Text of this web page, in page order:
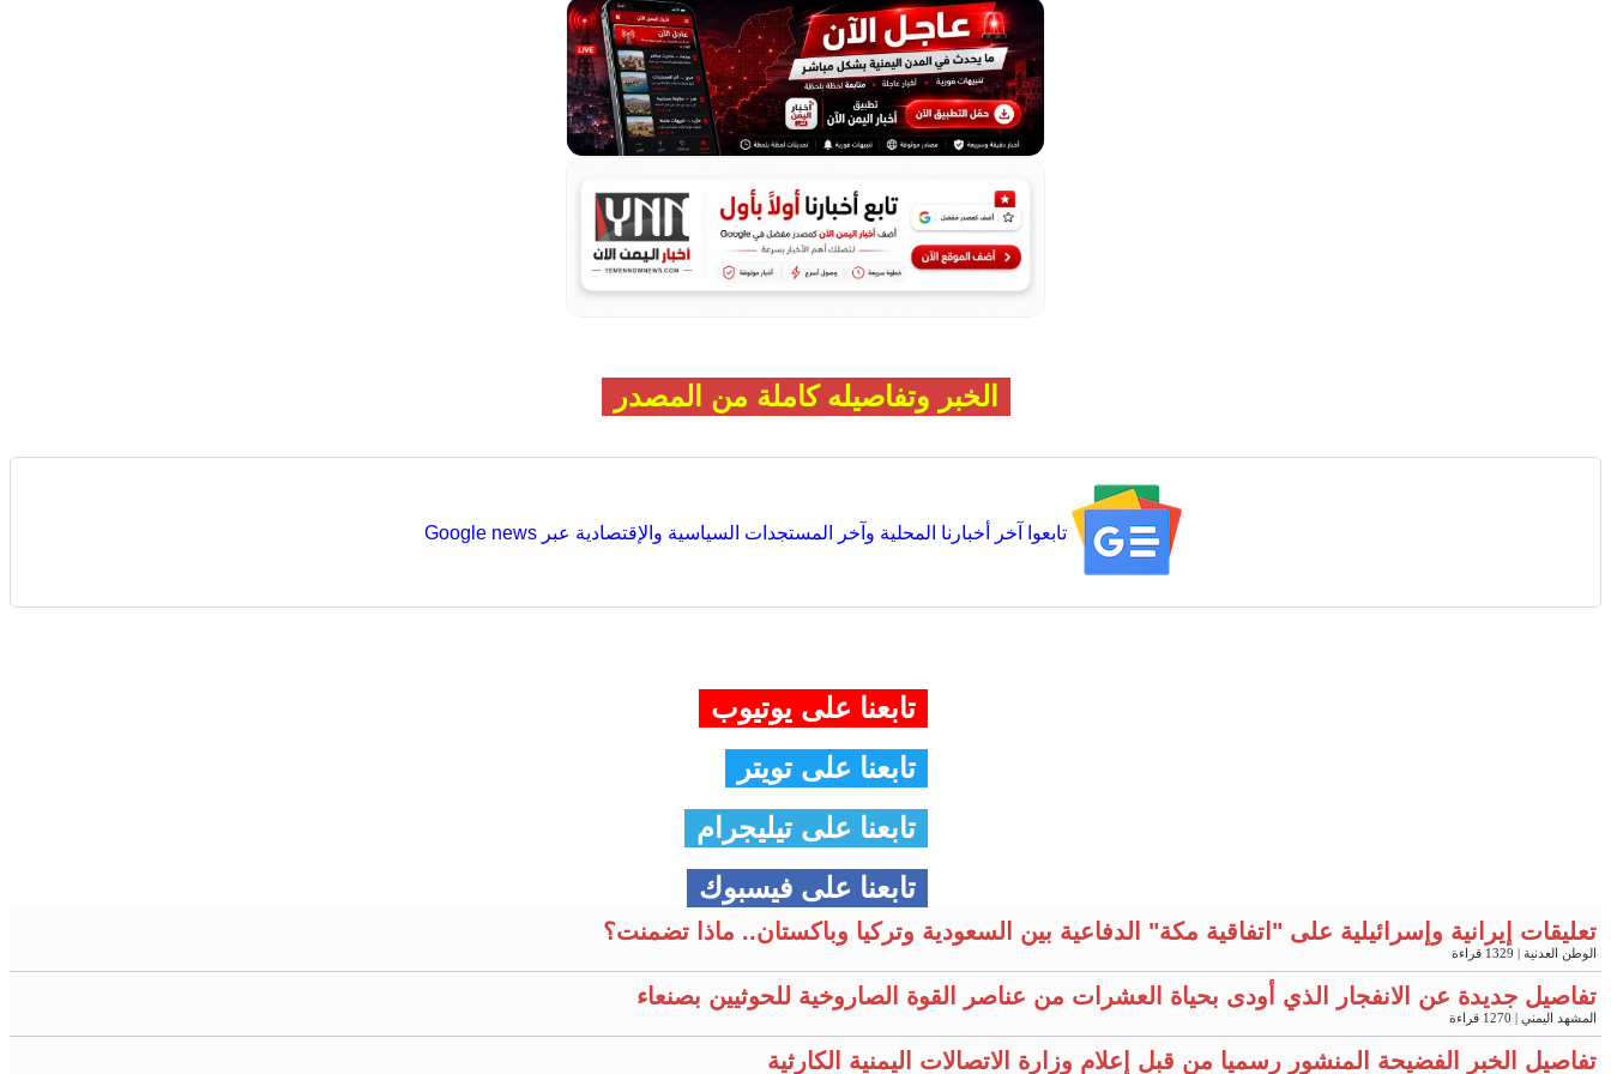
الخبر وتفاصيله كاملة من المصدر
تابعوا آخر أخبارنا المحلية وآخر المستجدات السياسية والإقتصادية عبر Google news
تابعنا على يوتيوب
تابعنا على تويتر
تابعنا على تيليجرام
تابعنا على فيسبوك
تعليقات إيرانية وإسرائيلية على "اتفاقية مكة" الدفاعية بين السعودية وتركيا وباكستان.. ماذا تضمنت؟
الوطن العدنية | 1329 قراءة
تفاصيل جديدة عن الانفجار الذي أودى بحياة العشرات من عناصر القوة الصاروخية للحوثيين بصنعاء
المشهد اليمني | 1270 قراءة
تفاصيل الخبر الفضيحة المنشور رسميا من قبل إعلام وزارة الاتصالات اليمنية الكارثية